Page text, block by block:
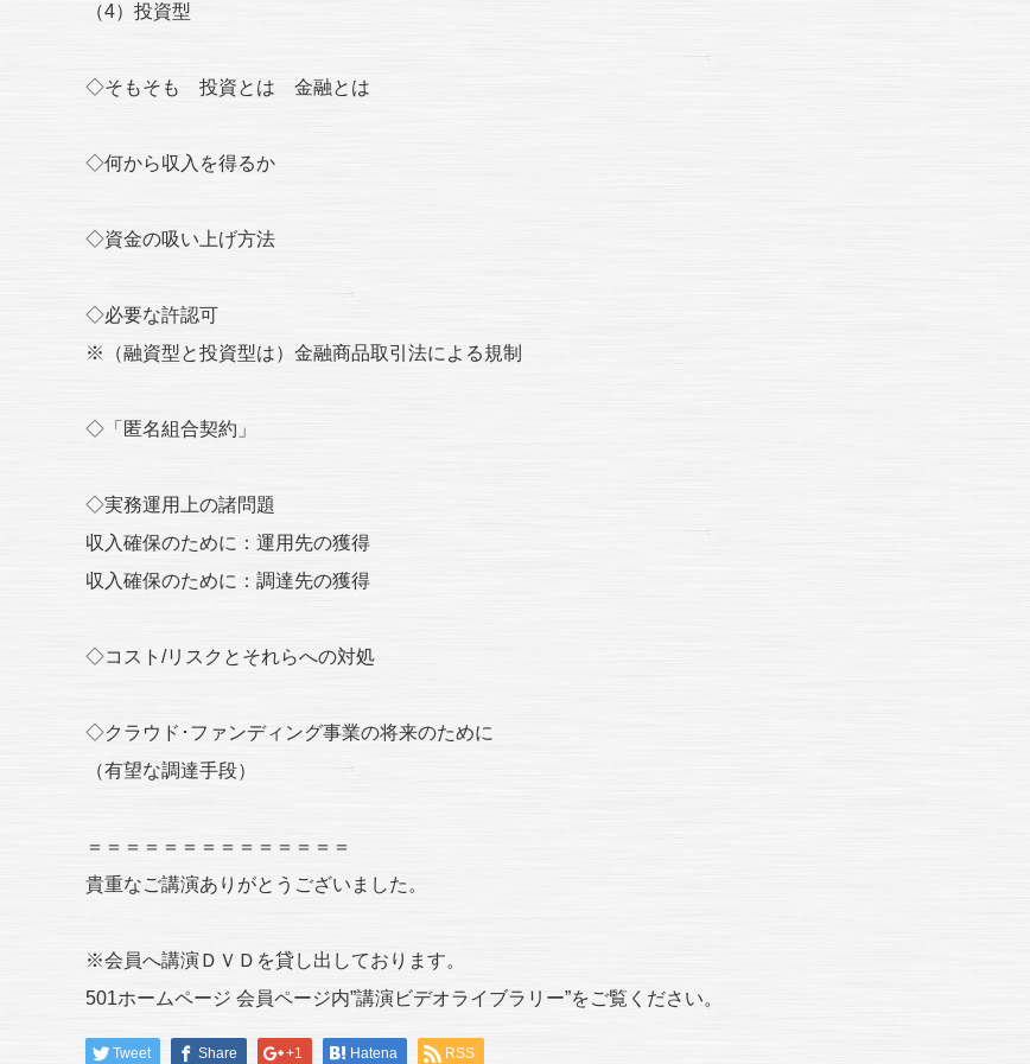
（4）投資型
◇そもそも 投資とは 金融とは
◇何から収入を得るか
◇資金の吸い上げ方法
◇必要な許認可
※（融資型と投資型は）金融商品取引法による規制
◇「匿名組合契約」
◇実務運用上の諸問題
収入確保のために：運用先の獲得
収入確保のために：調達先の獲得
◇コスト/リスクとそれらへの対処
◇クラウド･ファンディング事業の将来のために
（有望な調達手段）
＝＝＝＝＝＝＝＝＝＝＝＝＝＝
貴重なご講演ありがとうございました。
※会員へ講演ＤＶＤを貸し出しております。
501ホームページ 会員ページ内”講演ビデオライブラリー”をご覧ください。
Tweet Share +1 Hatena RSS